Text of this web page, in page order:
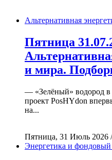
Альтернативная
Пятница
и мира.
— «Зелёный» водород
проект PosHYdon
на...
Пятница, 31 Июль 2026
Энергетика и